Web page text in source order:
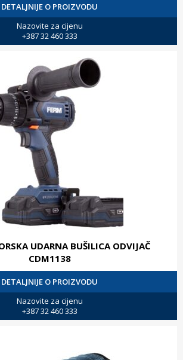
DETALJNIJE O PROIZVODU
Nazovite za cijenu
+387 32 460 333
UDARNA BUŠILICA ODVIJAČ
CDM1138
DETALJNIJE O PROIZVODU
Nazovite za cijenu
+387 32 460 333